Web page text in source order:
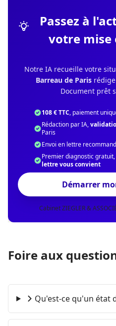
Passez à
votre mise
Notre IA recueille votre
Barreau de Paris
Document prêt
108 € TTC, paiement
Rédaction par IA,
Paris
Envoi en lettre
Premier diagnostic gratuit,
lettre vous convient
Démarrer
Cabinet ZIEGLER &
Foire aux
Qu'est-ce qu'un état